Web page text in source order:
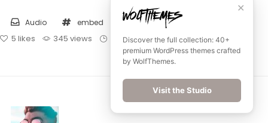
Audio embed soundcloud
5 likes 345 views 2 min 3comments
✕
Discover the full collection: 40+
premium WordPress themes crafted
by WolfThemes.
Visit the Studio